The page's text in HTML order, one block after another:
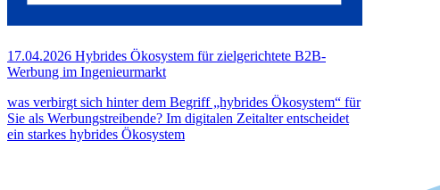
17.04.2026 Hybrides Ökosystem für zielgerichtete B2B-
Werbung im Ingenieurmarkt
was verbirgt sich hinter dem Begriff „hybrides Ökosystem“ für
Sie als Werbungstreibende? Im digitalen Zeitalter entscheidet
ein starkes hybrides Ökosystem